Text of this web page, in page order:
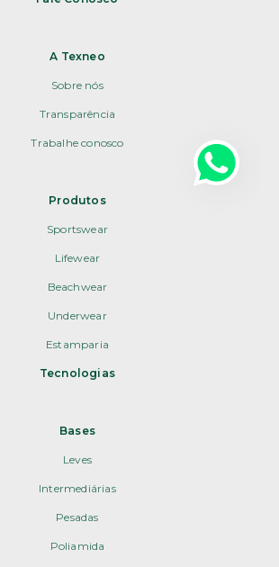
A Texneo
Sobre nós
Transparência
Trabalhe conosco
Produtos
Sportswear
Lifewear
Beachwear
Underwear
Estamparia
Tecnologias
Bases
Leves
Intermediárias
Pesadas
Poliamida